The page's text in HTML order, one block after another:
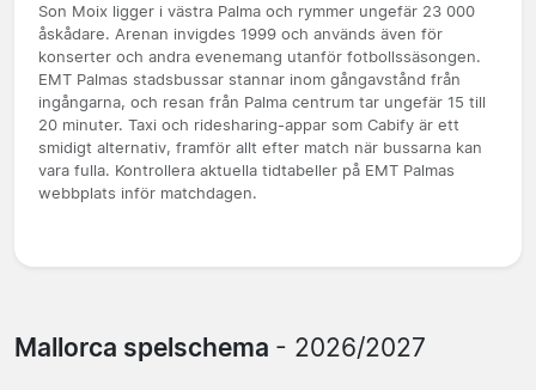
Son Moix ligger i västra Palma och rymmer ungefär 23 000
åskådare. Arenan invigdes 1999 och används även för
konserter och andra evenemang utanför fotbollssäsongen.
EMT Palmas stadsbussar stannar inom gångavstånd från
ingångarna, och resan från Palma centrum tar ungefär 15 till
20 minuter. Taxi och ridesharing-appar som Cabify är ett
smidigt alternativ, framför allt efter match när bussarna kan
vara fulla. Kontrollera aktuella tidtabeller på EMT Palmas
webbplats inför matchdagen.
Mallorca spelschema - 2026/2027